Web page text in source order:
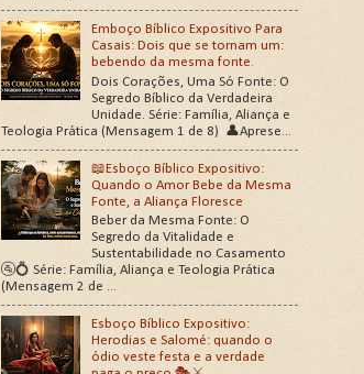
Emboço Bíblico Expositivo Para
Casais: Dois que se tornam um:
bebendo da mesma fonte.
Dois Corações, Uma Só Fonte: O
Segredo Bíblico da Verdadeira
Unidade. Série: Família, Aliança e
Teologia Prática (Mensagem 1 de 8) 👤Aprese...
📖Esboço Bíblico Expositivo:
Quando o Amor Bebe da Mesma
Fonte, a Aliança Floresce
Beber da Mesma Fonte: O
Segredo da Vitalidade e
Sustentabilidade no Casamento
🚰💍 Série: Família, Aliança e Teologia Prática
(Mensagem 2 de ...
Esboço Bíblico Expositivo:
Herodias e Salomé: quando o
ódio veste festa e a verdade